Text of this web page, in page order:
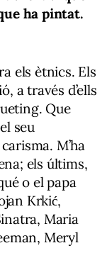
ha pintat.
els ètnics. Els
a través d’ells
Que
seu
M’ha
els últims,
o el papa
Krkić,
Maria
Meryl